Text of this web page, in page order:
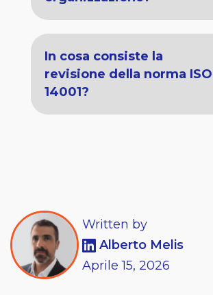
In cosa consiste la
revisione della norma ISO
14001?
Written by
Alberto Melis
Aprile 15, 2026